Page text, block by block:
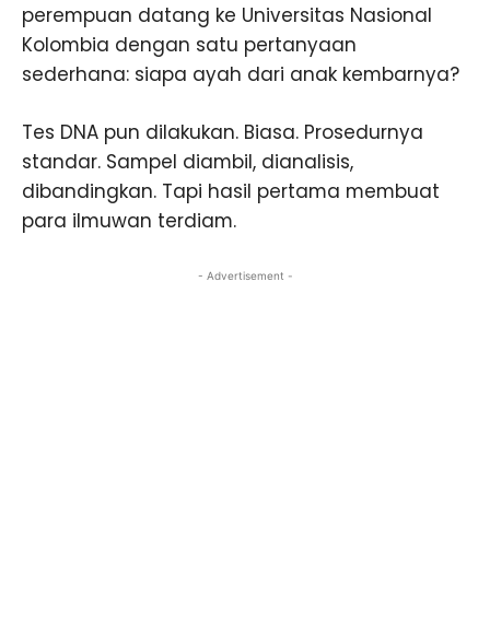
perempuan datang ke Universitas Nasional
Kolombia dengan satu pertanyaan
sederhana: siapa ayah dari anak kembarnya?
Tes DNA pun dilakukan. Biasa. Prosedurnya
standar. Sampel diambil, dianalisis,
dibandingkan. Tapi hasil pertama membuat
para ilmuwan terdiam.
- Advertisement -